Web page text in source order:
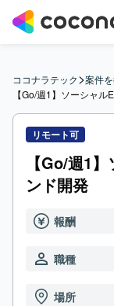
ココナラテック>案件
【Go/週1】ソーシャ
リモート可
【Go/週1
ンド開発
報酬
職種
場所